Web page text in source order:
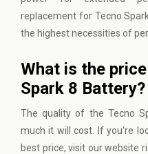
replacement for Tecno
the highest necessities of
What is the
Spark 8 Battery?
The quality of the Tecno
much it will cost. If you're
best price, visit our website